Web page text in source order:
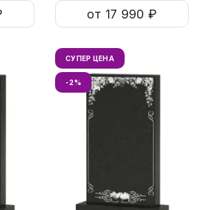
от 17 990 ₽
СУПЕР ЦЕНА
-2%